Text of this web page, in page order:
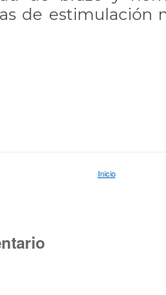
de estimulación
Inicio